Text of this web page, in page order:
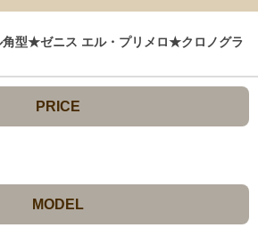
角型★ゼニス エル・プリメロ★クロノグラ
PRICE
MODEL